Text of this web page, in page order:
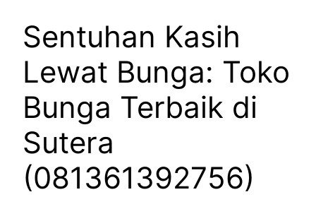
Sentuhan Kasih
Lewat Bunga: Toko
Bunga Terbaik di
Sutera
(081361392756)